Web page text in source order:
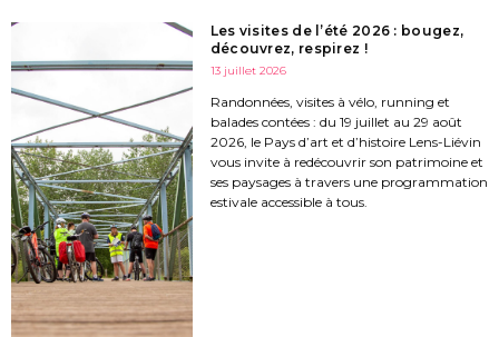
Les visites de l’été 2026 : bougez,
découvrez, respirez !
13 juillet 2026
Randonnées, visites à vélo, running et
balades contées : du 19 juillet au 29 août
2026, le Pays d’art et d’histoire Lens-Liévin
vous invite à redécouvrir son patrimoine et
ses paysages à travers une programmation
estivale accessible à tous.